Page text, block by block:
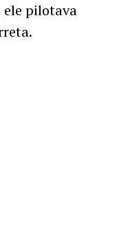
ele pilotava